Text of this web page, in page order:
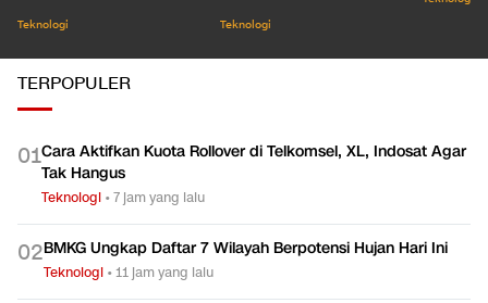
Teknologi Teknologi
TERPOPULER
01Cara Aktifkan Kuota Rollover di Telkomsel, XL, Indosat Agar
Tak Hangus
Teknologi •7 jam yang lalu
02BMKG Ungkap Daftar 7 Wilayah Berpotensi Hujan Hari Ini
Teknologi •11 jam yang lalu